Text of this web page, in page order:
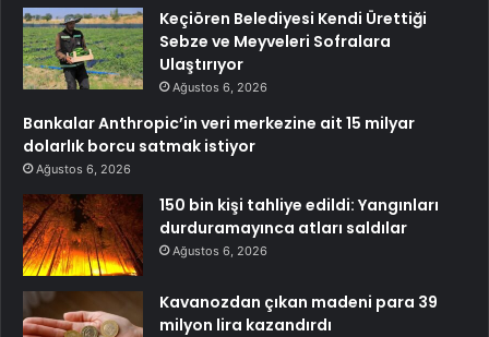
Keçiören Belediyesi Kendi Ürettiği
Sebze ve Meyveleri Sofralara
Ulaştırıyor
Ağustos 6, 2026
Bankalar Anthropic’in veri merkezine ait 15 milyar
dolarlık borcu satmak istiyor
Ağustos 6, 2026
150 bin kişi tahliye edildi: Yangınları
durduramayınca atları saldılar
Ağustos 6, 2026
Kavanozdan çıkan madeni para 39
milyon lira kazandırdı